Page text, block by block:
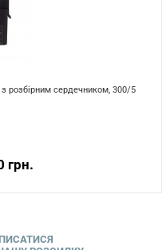
розбірним сердечником, 300/5
грн.